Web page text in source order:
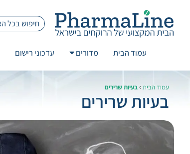
עמוד הבית מדורים עדכוני רישום
עמוד הבית›בעיות שרירים
בעיות שרירים